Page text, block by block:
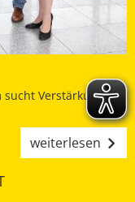
Verstärkung für
weiterlesen